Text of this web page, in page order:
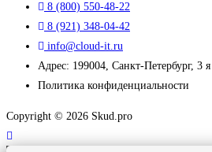
8 (800) 550-48-22
8 (921) 348-04-42
info@cloud-it.ru
Адрес: 199004, Санкт-Петербург, 3
Политика конфиденциальности
Copyright © 2026 Skud.pro